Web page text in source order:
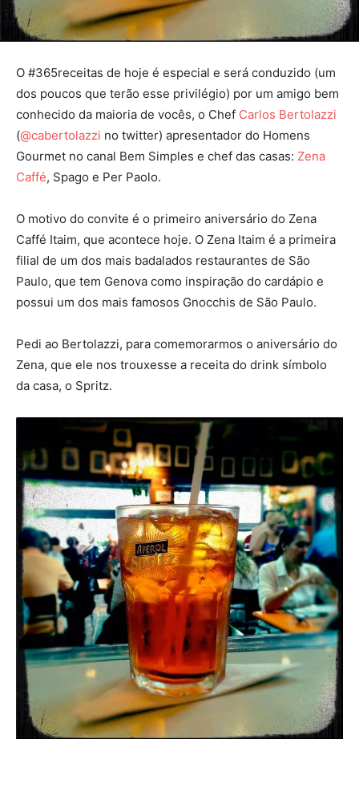
O #365receitas de hoje é especial e será conduzido (um
dos poucos que terão esse privilégio) por um amigo bem
conhecido da maioria de vocês, o Chef Carlos Bertolazzi
(@cabertolazzi no twitter) apresentador do Homens
Gourmet no canal Bem Simples e chef das casas: Zena
Caffé, Spago e Per Paolo.
O motivo do convite é o primeiro aniversário do Zena
Caffé Itaim, que acontece hoje. O Zena Itaim é a primeira
filial de um dos mais badalados restaurantes de São
Paulo, que tem Genova como inspiração do cardápio e
possui um dos mais famosos Gnocchis de São Paulo.
Pedi ao Bertolazzi, para comemorarmos o aniversário do
Zena, que ele nos trouxesse a receita do drink símbolo
da casa, o Spritz.